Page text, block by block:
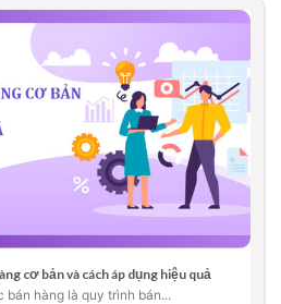
cơ bản và cách áp dụng hiệu quả
bán hàng là quy trình bán...